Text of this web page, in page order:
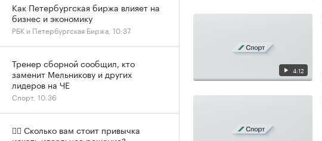
4:12
Как Петербургская биржа влияет на
бизнес и экономику
РБК и Петербургская Биржа, 10:37
Тренер сборной сообщил, кто
заменит Мельникову и других
лидеров на ЧЕ
Спорт, 10:36
✍🏻 Сколько вам стоит привычка